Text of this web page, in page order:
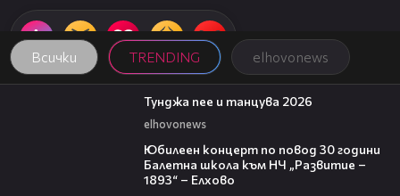
Всички TRENDING elhovonews
11:14:02
Тунджа пее и танцува 2026
elhovonews
Юбилеен концерт по повод 30 години
Балетна школа към НЧ „Развитие –
1893“ – Елхово